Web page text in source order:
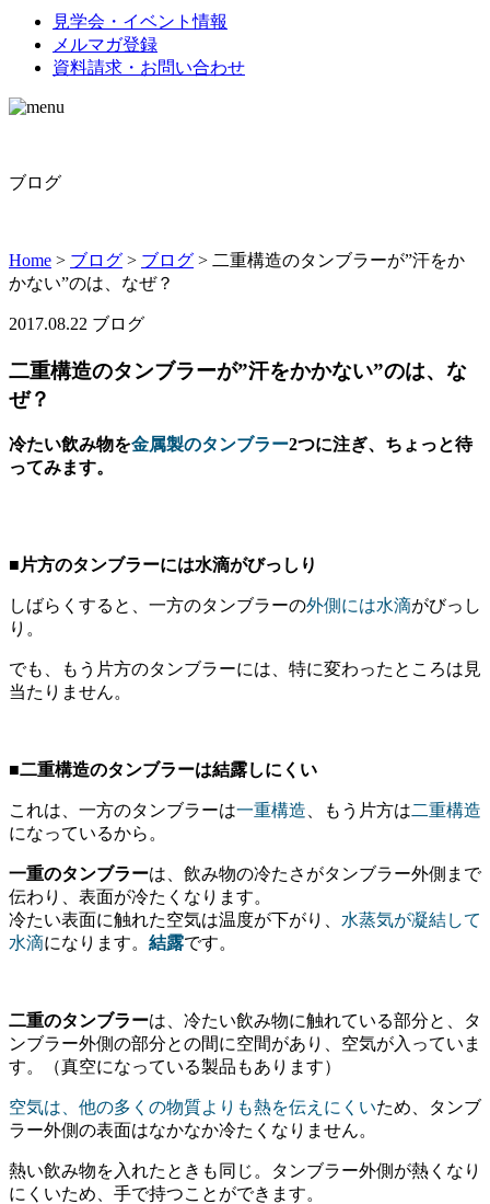
見学会・イベント情報
メルマガ登録
資料請求・お問い合わせ
ブログ
Home > ブログ > ブログ > 二重構造のタンブラーが”汗をか
かない”のは、なぜ？
2017.08.22 ブログ
二重構造のタンブラーが”汗をかかない”のは、な
ぜ？
冷たい飲み物を金属製のタンブラー2つに注ぎ、ちょっと待
ってみます。
■片方のタンブラーには水滴がびっしり
しばらくすると、一方のタンブラーの外側には水滴がびっし
り。
でも、もう片方のタンブラーには、特に変わったところは見
当たりません。
■二重構造のタンブラーは結露しにくい
これは、一方のタンブラーは一重構造 、もう片方は二重構造
になっているから。
一重のタンブラーは、飲み物の冷たさがタンブラー外側まで
伝わり、表面が冷たくなります。
冷たい表面に触れた空気は温度が下がり、 水蒸気が凝結して
水滴になります。 結露です。
二重のタンブラーは、冷たい飲み物に触れている部分と、タ
ンブラー外側の部分との間に空間があり、空気が入っていま
す。（真空になっている製品もあります）
空気は、他の多くの物質よりも熱を伝えにくいため、タンブ
ラー外側の表面はなかなか冷たくなりません。
熱い飲み物を入れたときも同じ。タンブラー外側が熱くなり
にくいため、手で持つことができます。